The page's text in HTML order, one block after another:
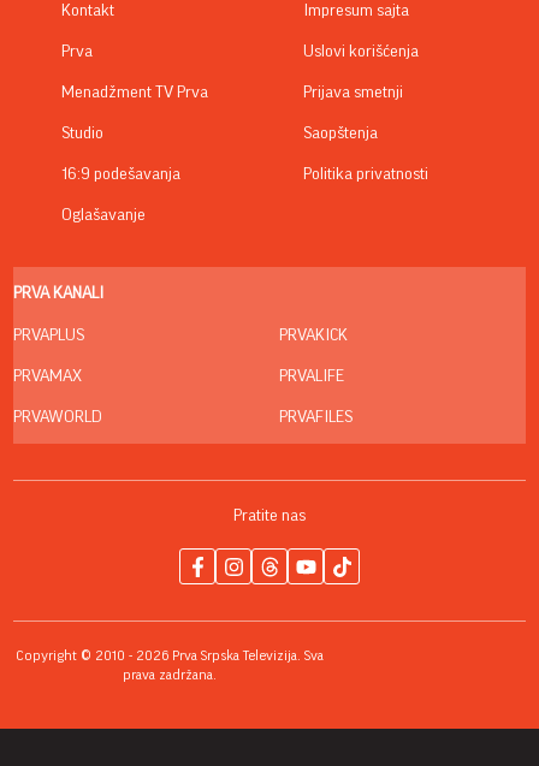
Kontakt
Prva
Menadžment TV Prva
Studio
16:9 podešavanja
Oglašavanje
Impresum sajta
Uslovi korišćenja
Prijava smetnji
Saopštenja
Politika privatnosti
PRVA KANALI
PRVAPLUS
PRVAMAX
PRVAWORLD
PRVAKICK
PRVALIFE
PRVAFILES
Pratite nas
Copyright © 2010 - 2026 Prva Srpska Televizija. Sva
prava zadržana.